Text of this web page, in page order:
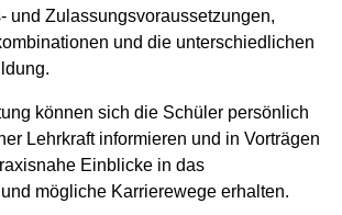
und Zulassungsvoraussetzungen,
und die unterschiedlichen
können sich die Schüler persönlich
Lehrkraft informieren und in Vorträgen
Einblicke in das
mögliche Karrierewege erhalten.